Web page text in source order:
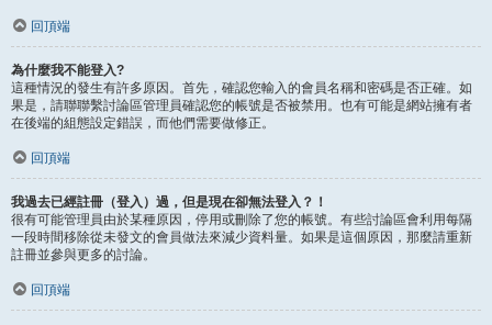
回頂端
為什麼我不能登入?
這種情況的發生有許多原因。首先，確認您輸入的會員名稱和密碼是否正確。如
果是，請聯聯繫討論區管理員確認您的帳號是否被禁用。也有可能是網站擁有者
在後端的組態設定錯誤，而他們需要做修正。
回頂端
我過去已經註冊（登入）過，但是現在卻無法登入？！
很有可能管理員由於某種原因，停用或刪除了您的帳號。有些討論區會利用每隔
一段時間移除從未發文的會員做法來減少資料量。如果是這個原因，那麼請重新
註冊並參與更多的討論。
回頂端